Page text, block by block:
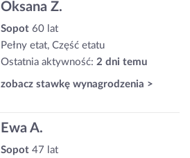
Oksana Z.
Sopot 60 lat
Pełny etat, Część etatu
Ostatnia aktywność: 2 dni temu
zobacz stawkę wynagrodzenia >
Ewa A.
Sopot 47 lat